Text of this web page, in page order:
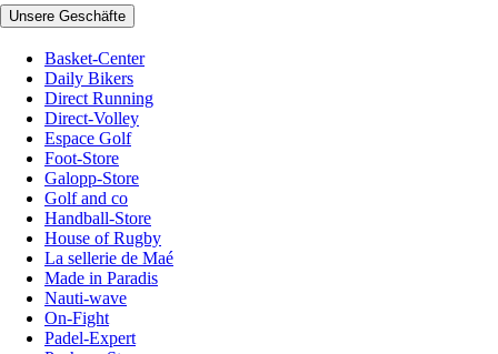
Unsere Geschäfte
Basket-Center
Daily Bikers
Direct Running
Direct-Volley
Espace Golf
Foot-Store
Galopp-Store
Golf and co
Handball-Store
House of Rugby
La sellerie de Maé
Made in Paradis
Nauti-wave
On-Fight
Padel-Expert